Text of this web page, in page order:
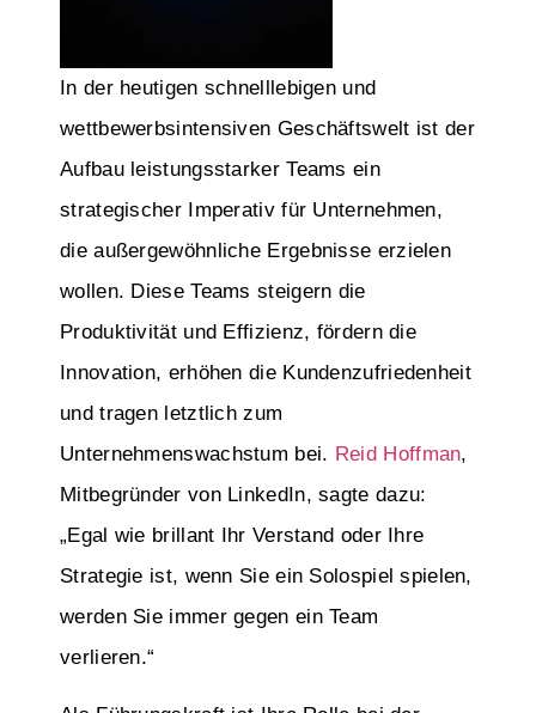
In der heutigen schnelllebigen und
wettbewerbsintensiven Geschäftswelt ist der
Aufbau leistungsstarker Teams ein
strategischer Imperativ für Unternehmen,
die außergewöhnliche Ergebnisse erzielen
wollen. Diese Teams steigern die
Produktivität und Effizienz, fördern die
Innovation, erhöhen die Kundenzufriedenheit
und tragen letztlich zum
Unternehmenswachstum bei. Reid Hoffman,
Mitbegründer von LinkedIn, sagte dazu:
„Egal wie brillant Ihr Verstand oder Ihre
Strategie ist, wenn Sie ein Solospiel spielen,
werden Sie immer gegen ein Team
verlieren.“